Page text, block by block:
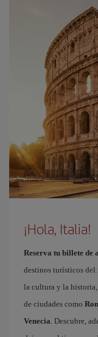
¡Hola, Italia!
Reserva tu billete de
destinos turísticos del
la cultura y la
de ciudades como
Venecia . Descubre,